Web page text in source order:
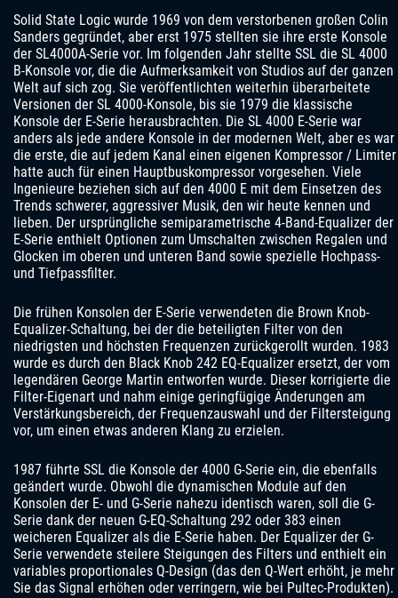
Solid State Logic wurde 1969 von dem verstorbenen großen Colin
Sanders gegründet, aber erst 1975 stellten sie ihre erste Konsole
der SL4000A-Serie vor. Im folgenden Jahr stellte SSL die SL 4000
B-Konsole vor, die die Aufmerksamkeit von Studios auf der ganzen
Welt auf sich zog. Sie veröffentlichten weiterhin überarbeitete
Versionen der SL 4000-Konsole, bis sie 1979 die klassische
Konsole der E-Serie herausbrachten. Die SL 4000 E-Serie war
anders als jede andere Konsole in der modernen Welt, aber es war
die erste, die auf jedem Kanal einen eigenen Kompressor / Limiter
hatte auch für einen Hauptbuskompressor vorgesehen. Viele
Ingenieure beziehen sich auf den 4000 E mit dem Einsetzen des
Trends schwerer, aggressiver Musik, den wir heute kennen und
lieben. Der ursprüngliche semiparametrische 4-Band-Equalizer der
E-Serie enthielt Optionen zum Umschalten zwischen Regalen und
Glocken im oberen und unteren Band sowie spezielle Hochpass-
und Tiefpassfilter.
Die frühen Konsolen der E-Serie verwendeten die Brown Knob-
Equalizer-Schaltung, bei der die beteiligten Filter von den
niedrigsten und höchsten Frequenzen zurückgerollt wurden. 1983
wurde es durch den Black Knob 242 EQ-Equalizer ersetzt, der vom
legendären George Martin entworfen wurde. Dieser korrigierte die
Filter-Eigenart und nahm einige geringfügige Änderungen am
Verstärkungsbereich, der Frequenzauswahl und der Filtersteigung
vor, um einen etwas anderen Klang zu erzielen.
1987 führte SSL die Konsole der 4000 G-Serie ein, die ebenfalls
geändert wurde. Obwohl die dynamischen Module auf den
Konsolen der E- und G-Serie nahezu identisch waren, soll die G-
Serie dank der neuen G-EQ-Schaltung 292 oder 383 einen
weicheren Equalizer als die E-Serie haben. Der Equalizer der G-
Serie verwendete steilere Steigungen des Filters und enthielt ein
variables proportionales Q-Design (das den Q-Wert erhöht, je mehr
Sie das Signal erhöhen oder verringern, wie bei Pultec-Produkten).